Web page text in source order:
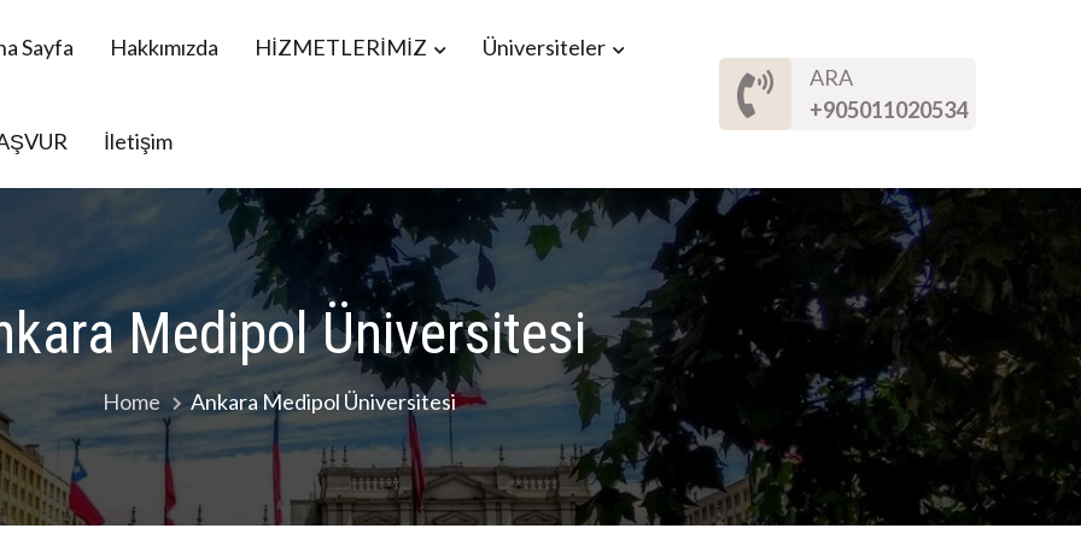
Sayfa Hakkımızda HİZMETLERİMİZ Üniversiteler
İletişim
ARA
+905011020534
Medipol Üniversitesi
Home Ankara Medipol Üniversitesi